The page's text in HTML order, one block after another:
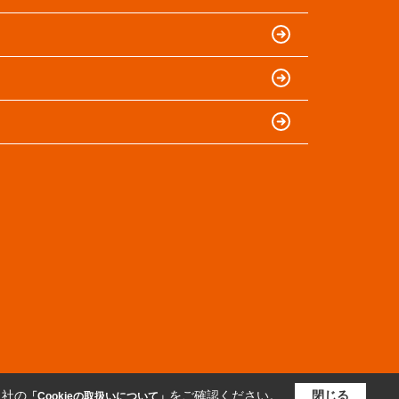
の「Cookieの取扱いについて」 をご確認ください。 閉じる